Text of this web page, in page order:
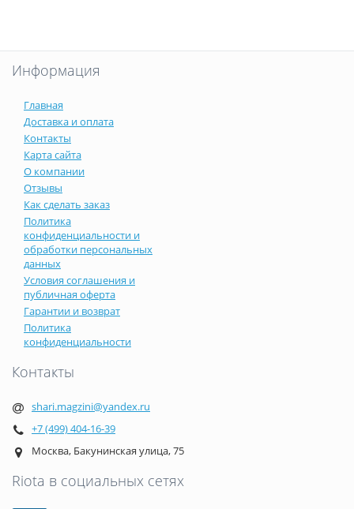
Информация
Главная
Доставка и оплата
Контакты
Карта сайта
О компании
Отзывы
Как сделать заказ
Политика
конфиденциальности и
обработки персональных
данных
Условия соглашения и
публичная оферта
Гарантии и возврат
Политика
конфиденциальности
Контакты
shari.magzini@yandex.ru
+7 (499) 404-16-39
Москва, Бакунинская улица, 75
Riota в социальных сетях